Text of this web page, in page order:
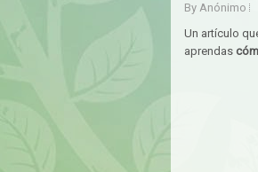
By Anónimo
Un artículo
aprendas